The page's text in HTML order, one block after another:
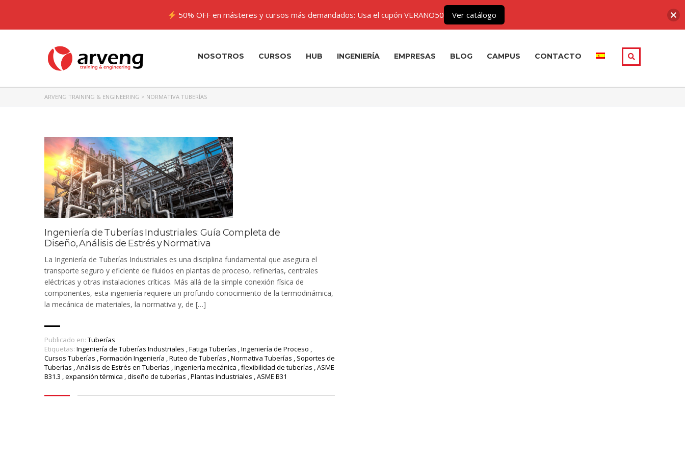
NOSOTROS CURSOS HUB INGENIERÍA EMPRESAS BLOG CAMPUS CONTACTO
ARVENG TRAINING & ENGINEERING > NORMATIVA TUBERÍAS
Ingeniería de Tuberías Industriales: Guía Completa de
Diseño, Análisis de Estrés y Normativa
La Ingeniería de Tuberías Industriales es una disciplina fundamental que asegura el
transporte seguro y eficiente de fluidos en plantas de proceso, refinerías, centrales
eléctricas y otras instalaciones críticas. Más allá de la simple conexión física de
componentes, esta ingeniería requiere un profundo conocimiento de la termodinámica,
la mecánica de materiales, la normativa y, de […]
Publicado en: Tuberías
Etiquetas: Ingeniería de Tuberías Industriales ,Fatiga Tuberías ,Ingeniería de Proceso ,
Cursos Tuberías ,Formación Ingeniería ,Ruteo de Tuberías ,Normativa Tuberías , Soportes de
Tuberías ,Análisis de Estrés en Tuberías ,ingeniería mecánica ,flexibilidad de tuberías ,ASME
B31.3 ,expansión térmica ,diseño de tuberías ,Plantas Industriales ,ASME B31
50% OFF en másteres y cursos más demandados: Usa el cupón VERANO50 Ver catálogo